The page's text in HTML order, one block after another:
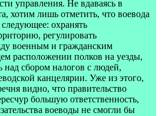
управления. Не вдаваясь в
хотим лишь отметить, что воевода
охранять
регулировать
военным и гражданским
расположении полков на уезды,
над сбором налогов с людей,
канцелярии. Уже из этого,
видно, что правительство
большую ответственность,
воеводы не смогли бы